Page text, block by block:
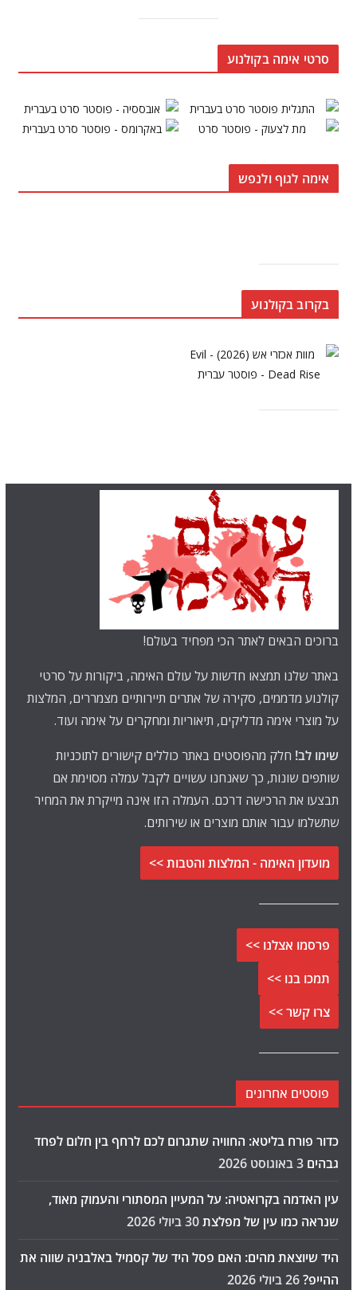
סרטי אימה בקולנוע
אימה לגוף ולנפש
בקרוב בקולנוע
ברוכים הבאים לאתר הכי מפחיד בעולם!
באתר שלנו תמצאו חדשות על עולם האימה, ביקורות על סרטי
קולנוע מדממים, סקירה של אתרים תיירותיים מצמררים, המלצות
על מוצרי אימה מדליקים, תיאוריות ומחקרים על אימה ועוד.
שימו לב! חלק מהפוסטים באתר כוללים קישורים לתוכניות
שותפים שונות, כך שאנחנו עשויים לקבל עמלה מסוימת אם
תבצעו את הרכישה דרכם. העמלה הזו אינה מייקרת את המחיר
שתשלמו עבור אותם מוצרים או שירותים.
מועדון האימה - המלצות והטבות >>
פרסמו אצלנו >>
תמכו בנו >>
צרו קשר >>
פוסטים אחרונים
כדור פורח בליטא: החוויה שתגרום לכם לרחף בין חלום לפחד
גבהים 3 באוגוסט 2026
עין האדמה בקרואטיה: על המעיין המסתורי והעמוק מאוד,
שנראה כמו עין של מפלצת30 ביולי 2026
היד שיוצאת מהים: האם פסל היד של קסמיל באלבניה שווה את
ההייפ?26 ביולי 2026